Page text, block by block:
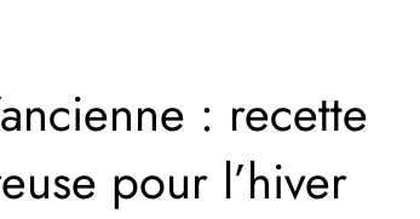
: recette
pour l’hiver